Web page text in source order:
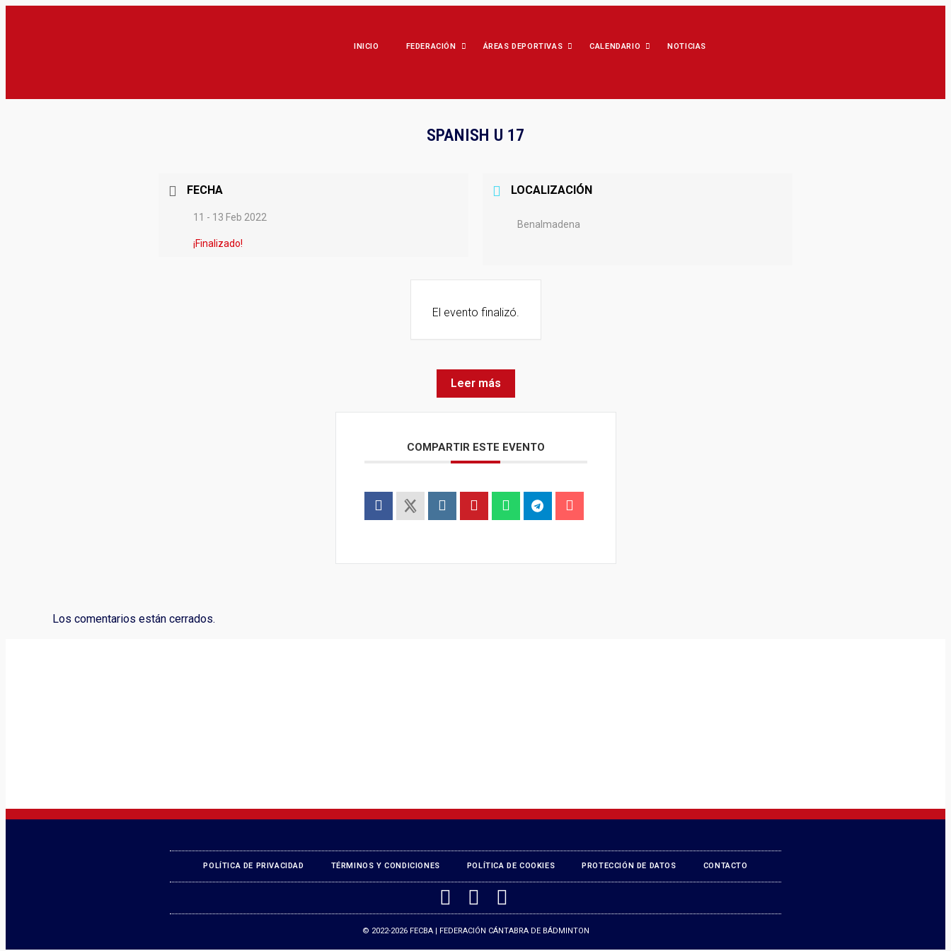
INICIO FEDERACIÓN ÁREAS DEPORTIVAS CALENDARIO NOTICIAS
SPANISH U 17
FECHA
11 - 13 Feb 2022
¡Finalizado!
LOCALIZACIÓN
Benalmadena
El evento finalizó.
Leer más
COMPARTIR ESTE EVENTO
Los comentarios están cerrados.
POLÍTICA DE PRIVACIDAD TÉRMINOS Y CONDICIONES POLÍTICA DE COOKIES PROTECCIÓN DE DATOS CONTACTO
© 2022-2026 FECBA | FEDERACIÓN CÁNTABRA DE BÁDMINTON